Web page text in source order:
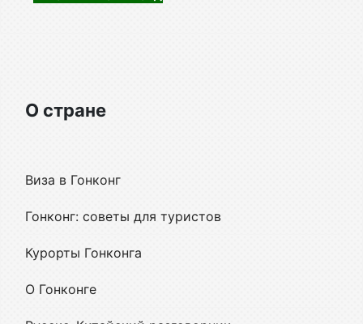
О стране
Виза в Гонконг
Гонконг: советы для туристов
Курорты Гонконга
О Гонконге